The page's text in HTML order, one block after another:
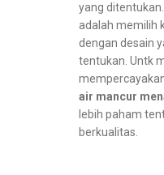
yang
adalah memilih
dengan desain
tentukan. Untk
air mancur
lebih paham
berkualitas.